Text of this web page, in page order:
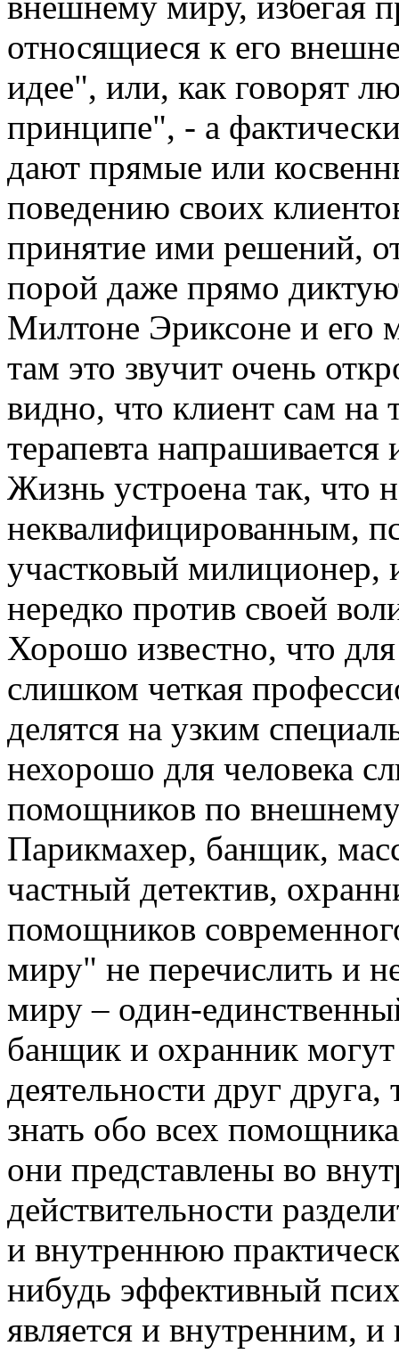
относящиеся к его
идее", или, как говорят
принципе", - а
дают прямые или
поведению своих
принятие ими решений,
порой даже прямо
Милтоне Эриксоне и его
там это звучит очень
видно, что клиент сам на
терапевта напрашивается
Жизнь устроена так, что
неквалифицированным,
участковый милиционер,
нередко против своей
Хорошо известно, что для
слишком четкая
делятся на узким
нехорошо для человека
помощников по
Парикмахер, банщик,
частный детектив,
помощников
миру" не перечислить и
миру – один-
банщик и охранник могут
деятельности друг
знать обо всех
они представлены во
действительности
и внутреннюю
нибудь эффективный
является и внутренним,